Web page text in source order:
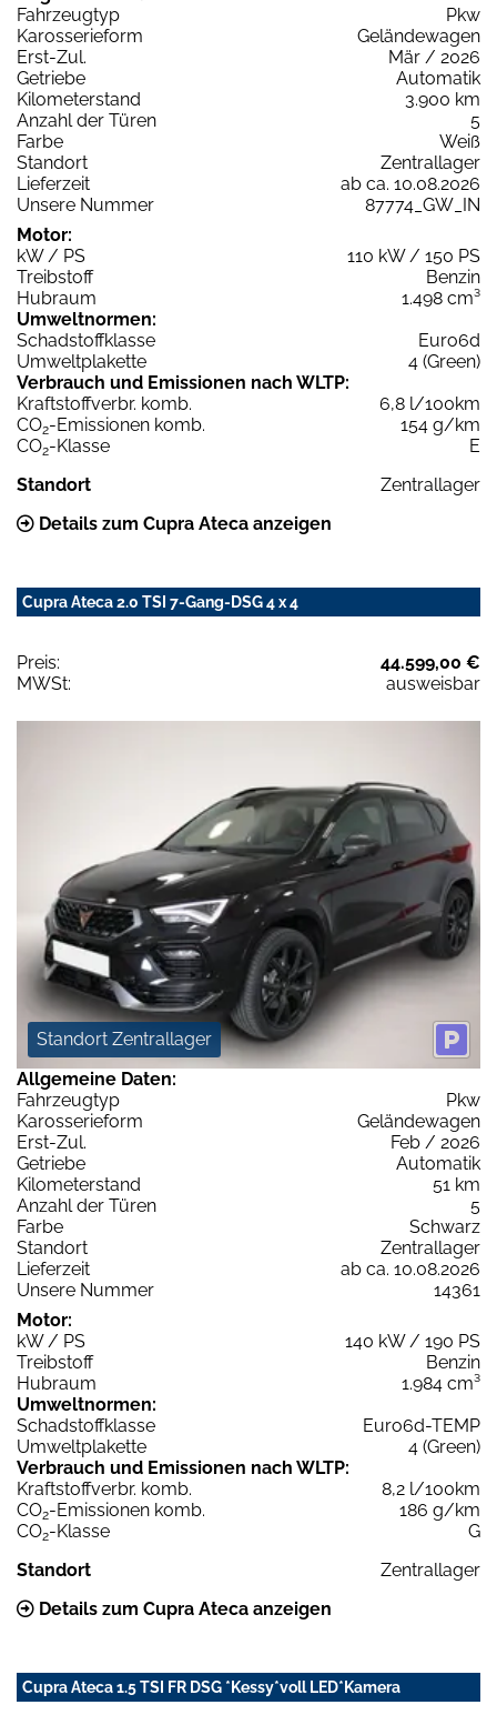
Fahrzeugtyp
Pkw
Karosserieform
Geländewagen
Erst-Zul.
Mär / 2026
Getriebe
Automatik
Kilometerstand
3.900 km
Anzahl der Türen
5
Farbe
Weiß
Standort
Zentrallager
Lieferzeit
ab ca. 10.08.2026
Unsere Nummer
87774_GW_IN
Motor:
kW / PS
110 kW / 150 PS
Treibstoff
Benzin
Hubraum
1.498 cm³
Umweltnormen:
Schadstoffklasse
Euro6d
Umweltplakette
4 (Green)
Verbrauch und Emissionen nach WLTP:
Kraftstoffverbr. komb.
6,8 l/100km
CO2-Emissionen komb.
154 g/km
CO2-Klasse
E
Standort
Zentrallager
Details zum Cupra Ateca anzeigen
Cupra Ateca 2.0 TSI 7-Gang-DSG 4 x 4
Preis:
44.599,00 €
MWSt:
ausweisbar
Standort Zentrallager
Allgemeine Daten:
Fahrzeugtyp
Pkw
Karosserieform
Geländewagen
Erst-Zul.
Feb / 2026
Getriebe
Automatik
Kilometerstand
51 km
Anzahl der Türen
5
Farbe
Schwarz
Standort
Zentrallager
Lieferzeit
ab ca. 10.08.2026
Unsere Nummer
14361
Motor:
kW / PS
140 kW / 190 PS
Treibstoff
Benzin
Hubraum
1.984 cm³
Umweltnormen:
Schadstoffklasse
Euro6d-TEMP
Umweltplakette
4 (Green)
Verbrauch und Emissionen nach WLTP:
Kraftstoffverbr. komb.
8,2 l/100km
CO2-Emissionen komb.
186 g/km
CO2-Klasse
G
Standort
Zentrallager
Details zum Cupra Ateca anzeigen
Cupra Ateca 1.5 TSI FR DSG *Kessy*voll LED*Kamera